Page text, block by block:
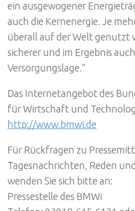
ein ausgewogener
auch die Kernenergie. Je
überall auf der Welt genutzt
sicherer und im Ergebnis
Versorgungslage.“
Das Internetangebot des
für Wirtschaft und
http://www.bmwi.de
Für Rückfragen zu
Tagesnachrichten, Reden
wenden Sie sich bitte an:
Pressestelle des BMWi